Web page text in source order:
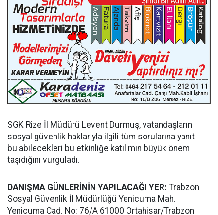
SGK Rize İl Müdürü Levent Durmuş, vatandaşların
sosyal güvenlik haklarıyla ilgili tüm sorularına yanıt
bulabilecekleri bu etkinliğe katılımın büyük önem
taşıdığını vurguladı.
DANIŞMA GÜNLERİNİN YAPILACAĞI YER: Trabzon
Sosyal Güvenlik İl Müdürlüğü Yenicuma Mah.
Yenicuma Cad. No: 76/A 61000 Ortahisar/Trabzon